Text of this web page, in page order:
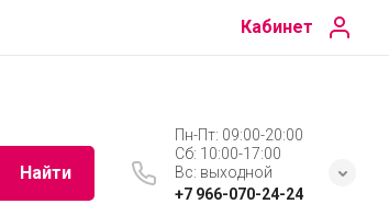
Кабинет
Найти
Пн-Пт: 09:00-20:00
Сб: 10:00-17:00
Вс: выходной
+7 966-070-24-24